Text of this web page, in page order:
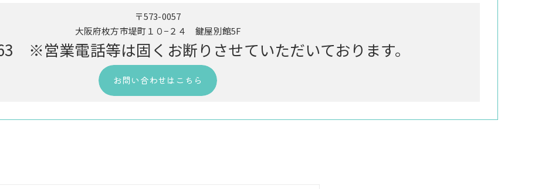
〒573-0057
大阪府枚方市堤町１０−２４ 鍵屋別館5F
※営業電話等は固くお断りさせていただいております。
お問い合わせはこちら